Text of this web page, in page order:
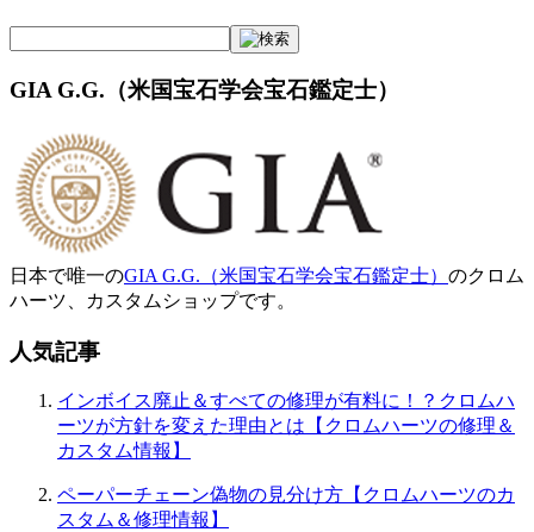
GIA G.G.（米国宝石学会宝石鑑定士）
日本で唯一のGIA G.G.（米国宝石学会宝石鑑定士） のクロム
ハーツ、カスタムショップです。
人気記事
インボイス廃止＆すべての修理が有料に！？クロムハ
ーツが方針を変えた理由とは【クロムハーツの修理＆
カスタム情報】
ペーパーチェーン偽物の見分け方【クロムハーツのカ
スタム＆修理情報】